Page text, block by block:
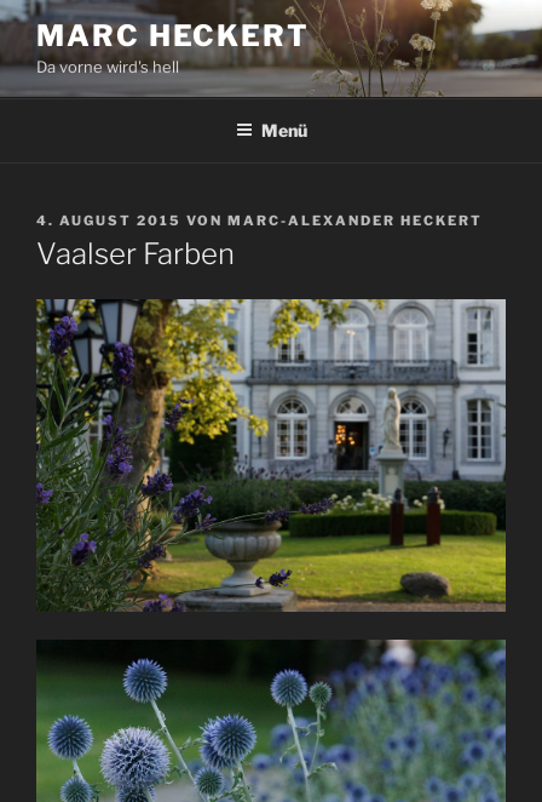
Zum
Inhalt
springen
MARC HECKERT
Da vorne wird's hell
Menü
VERÖFFENTLICHT
AM
4. AUGUST 2015 VON MARC-ALEXANDER HECKERT
Vaalser Farben